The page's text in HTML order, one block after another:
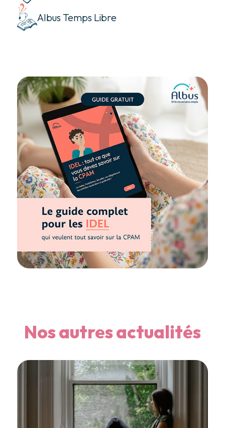
Albus Temps Libre
Nos autres actualités